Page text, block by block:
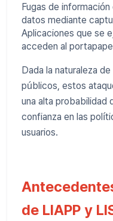
Fugas de
datos mediante
Aplicaciones que se
acceden al
Dada la naturaleza
públicos, estos
una alta probabilidad
confianza en las
usuarios.
de LIAPP y